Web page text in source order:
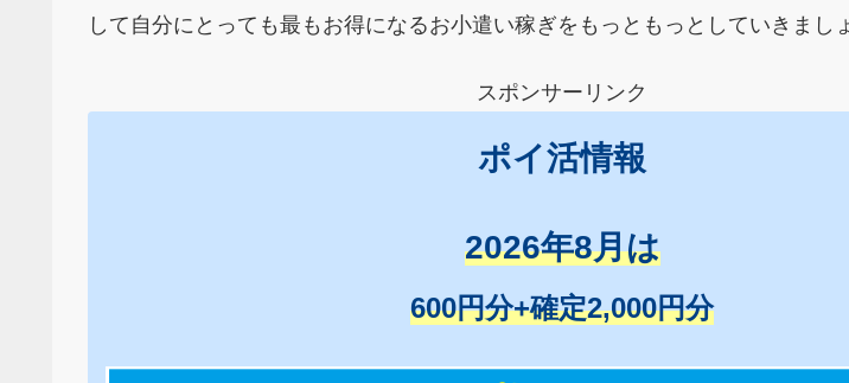
して自分にとっても最もお得になるお小遣い稼ぎをもっともっとしていきまし
スポンサーリンク
ポイ活情報
2026年8月は
600円分+確定2,000円分